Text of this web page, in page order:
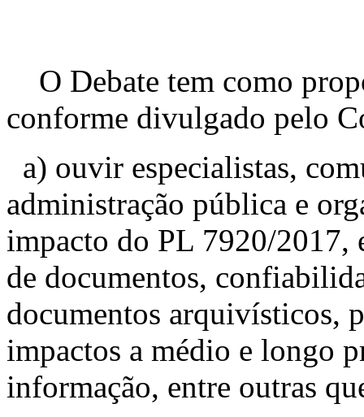
O Debate tem como
conforme divulgado pelo
a) ouvir especialistas,
administração pública e
impacto do PL 7920/2017,
de documentos,
documentos arquivísticos,
impactos a médio e longo
informação, entre outras